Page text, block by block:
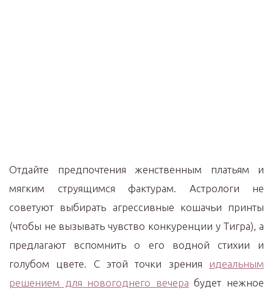
Отдайте предпочтения женственным платьям и
мягким струящимся фактурам. Астрологи не
советуют выбирать агрессивные кошачьи принты
(чтобы не вызывать чувство конкуренции у Тигра), а
предлагают вспомнить о его водной стихии и
голубом цвете. С этой точки зрения идеальным
решением для новогоднего вечера будет нежное